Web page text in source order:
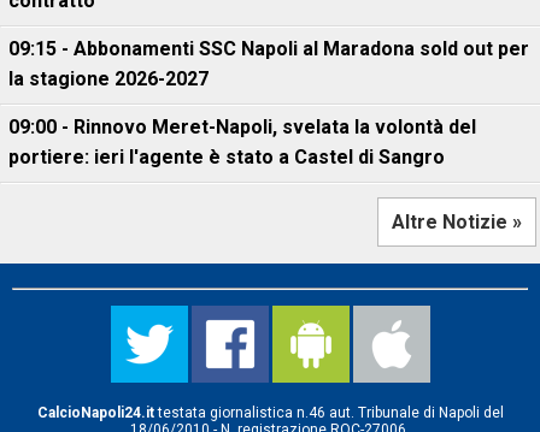
09:15 - Abbonamenti SSC Napoli al Maradona sold out per
la stagione 2026-2027
09:00 - Rinnovo Meret-Napoli, svelata la volontà del
portiere: ieri l'agente è stato a Castel di Sangro
Altre Notizie »
CalcioNapoli24.ittestata giornalistica n.46 aut. Tribunale di Napoli del